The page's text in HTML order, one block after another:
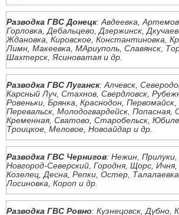
Разводка ГВС Донецк: Авдеевка,
Горловка, Дебальцево, Дзержинск,
Ждановка, Кировское, Константиновка,
Лимн, Макеевка, МАриуполь, Славянск,
Шахтерск, Ясиноватая и др.
Разводка ГВС Луганск: Алчевск,
Карсный Луч, Стахнов, Свердловск,
Ровеньки, Брянка, Краснодон, Первомайск,
Перевальск, Молодогвардейск, Попасная,
Кременная, Сватово, Старобельск,
Троицкое, Меловое, Новоайдар и др.
Разводка ГВС Чернигов: Нежин,
Новгород-Северский, Городня, Щорс,
Козелец, Десна, Репки, Остер,
Лосиновка, Короп и др.
Разводка ГВС Ровно: Кузнецовск, Дубно,